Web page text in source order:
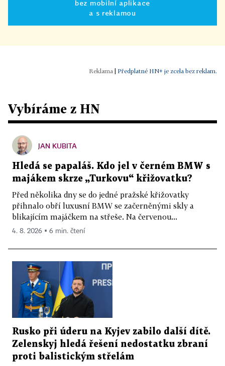
bez mobilní aplikace
a s reklamou
Předplatné HN+ je zcela bez reklam.
Vybíráme z HN
JAN KUBITA
Hledá se papaláš. Kdo jel v černém BMW s
majákem skrze „Turkovu“ křižovatku?
Před několika dny se do jedné pražské křižovatky
přihnalo obří luxusní BMW se začerněnými skly a
blikajícím majáčkem na střeše. Na červenou...
4. 8. 2026 ▪ 6 min. čtení
Rusko při úderu na Kyjev zabilo další dítě.
Zelenskyj hledá řešení nedostatku zbraní
proti balistickým střelám